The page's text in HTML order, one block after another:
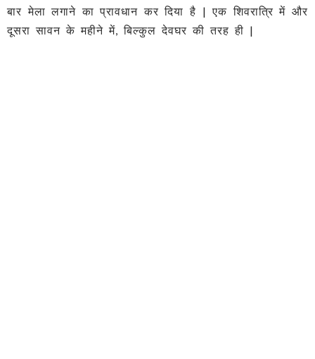
बार मेला लगाने का प्रावधान कर दिया है | एक शिवरात्रि में और
दूसरा सावन के महीने में, बिल्कुल देवघर की तरह ही |